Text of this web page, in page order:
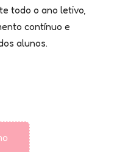
todo o ano letivo,
contínuo e
alunos.